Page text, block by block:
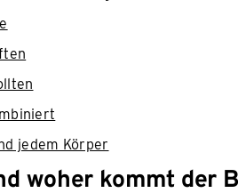
jedem Körper
woher kommt der